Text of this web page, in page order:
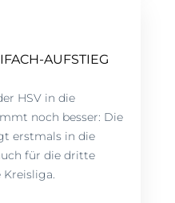
AUFSTIEG
HSV in die
noch besser: Die
erstmals in die
für die dritte